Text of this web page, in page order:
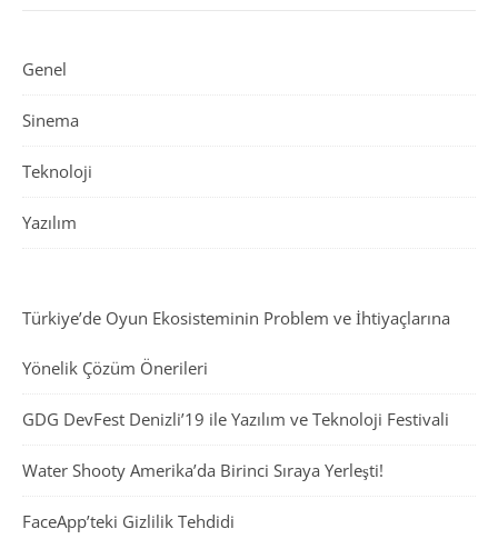
Genel
Sinema
Teknoloji
Yazılım
Türkiye’de Oyun Ekosisteminin Problem ve İhtiyaçlarına
Yönelik Çözüm Önerileri
GDG DevFest Denizli’19 ile Yazılım ve Teknoloji Festivali
Water Shooty Amerika’da Birinci Sıraya Yerleşti!
FaceApp’teki Gizlilik Tehdidi